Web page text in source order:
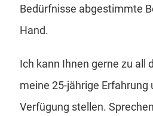
Bedürfnisse abgestimmte
Hand.
Ich kann Ihnen gerne zu all
meine 25-jährige Erfahrung
Verfügung stellen.